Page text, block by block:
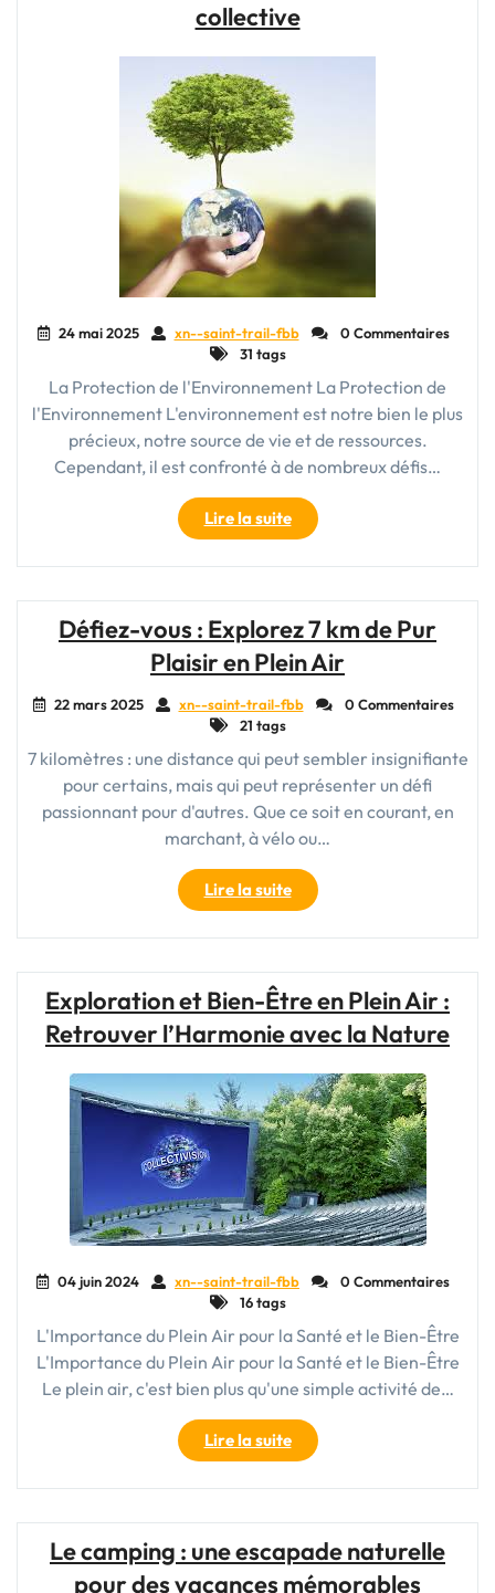
collective
24 mai 2025 xn--saint-trail-fbb
0 Commentaires
31 tags
La Protection de l'Environnement La Protection de
l'Environnement L'environnement est notre bien le plus
précieux, notre source de vie et de ressources.
Cependant, il est confronté à de nombreux défis…
Lire la suite"Engageons-
nous
pour
de
l’environnement
Notre
collective"
Défiez-vous : Explorez 7 km de Pur
Plaisir en Plein Air
22 mars 2025 xn--saint-trail-fbb
0 Commentaires
21 tags
7 kilomètres : une distance qui peut sembler insignifiante
pour certains, mais qui peut représenter un défi
passionnant pour d'autres. Que ce soit en courant, en
marchant, à vélo ou…
Lire la suite"Défiez-
vous
:
km
de
Plaisir
en
Plein
Air"
Exploration et Bien-Être en Plein Air :
Retrouver l’Harmonie avec la Nature
04 juin 2024 xn--saint-trail-fbb
0 Commentaires
16 tags
L'Importance du Plein Air pour la Santé et le Bien-Être
L'Importance du Plein Air pour la Santé et le Bien-Être
Le plein air, c'est bien plus qu'une simple activité de…
Lire la suite"Exploration
et
Bien-
Plein
Air
Le camping : une escapade naturelle
pour des vacances mémorables